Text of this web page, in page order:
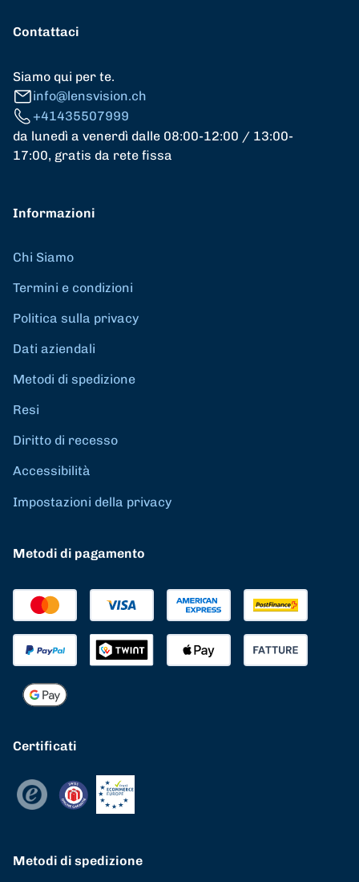
Contattaci
Siamo qui per te.
info@lensvision.ch
+41435507999
da lunedì a venerdì dalle 08:00-12:00 / 13:00-
17:00, gratis da rete fissa
Informazioni
Chi Siamo
Termini e condizioni
Politica sulla privacy
Dati aziendali
Metodi di spedizione
Resi
Diritto di recesso
Accessibilità
Impostazioni della privacy
Metodi di pagamento
Certificati
Metodi di spedizione